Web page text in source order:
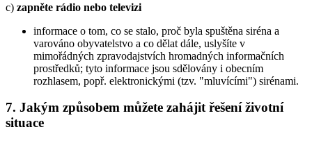
c) zapněte rádio nebo televizi
informace o tom, co se stalo, proč byla spuštěna siréna a
varováno obyvatelstvo a co dělat dále, uslyšíte v
mimořádných zpravodajstvích hromadných informačních
prostředků; tyto informace jsou sdělovány i obecním
rozhlasem, popř. elektronickými (tzv. "mluvícími") sirénami.
7. Jakým způsobem můžete zahájit řešení životní
situace